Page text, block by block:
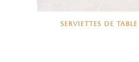
SERVIETTES DE